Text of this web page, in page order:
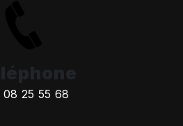
08 25 55 68